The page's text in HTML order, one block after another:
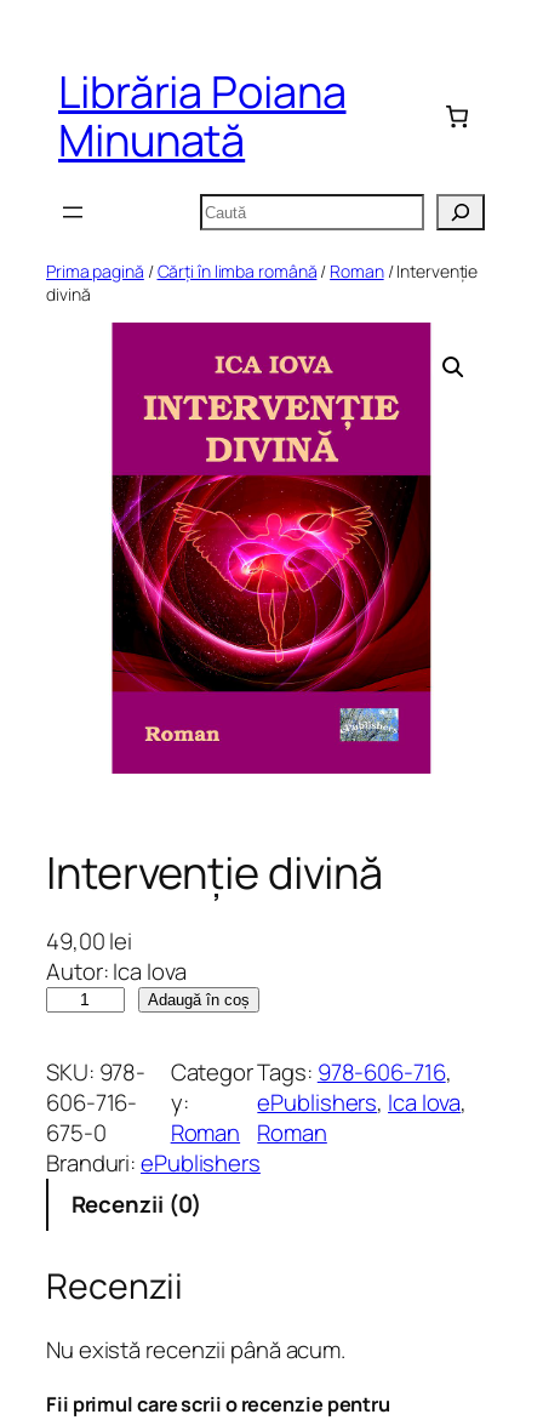
conținutLibrăria Poiana
Minunată
Caută
Prima pagină /Cărți în limba română / Roman/ Intervenție
divină
Intervenție divină
49,00lei
Autor: Ica Iova
n
t
i
t
a
I
n
t
e
r
Adaugă în coș
SKU: 978-
606-716-
675-0
Categor
y:
Roman
Tags: 978-606-716
ePublishers, Ica Iova
Roman
Branduri:ePublishers
Recenzii (0)
Recenzii
Nu există recenzii până acum.
Fii primul care scrii o recenzie pentru